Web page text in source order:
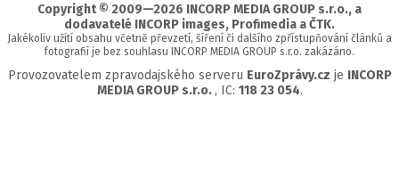
Copyright © 2009—2026 INCORP MEDIA GROUP s.r.o., a
dodavatelé INCORP images, Profimedia a ČTK.
Jakékoliv užití obsahu včetně převzetí, šíření či dalšího zpřístupňování článků a
fotografií je bez souhlasu INCORP MEDIA GROUP s.r.o. zakázáno.
Provozovatelem zpravodajského serveru EuroZprávy.cz je INCORP
MEDIA GROUP s.r.o. , IC: 118 23 054.